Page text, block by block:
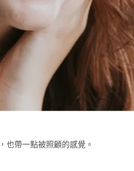
也帶一點被照顧的感覺。